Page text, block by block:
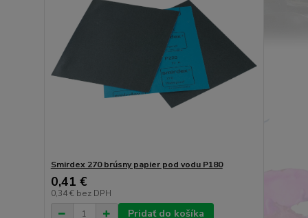
Smirdex 270 brúsny papier pod vodu P180
0,41 €
0,34 € bez DPH
Pridať do košíka